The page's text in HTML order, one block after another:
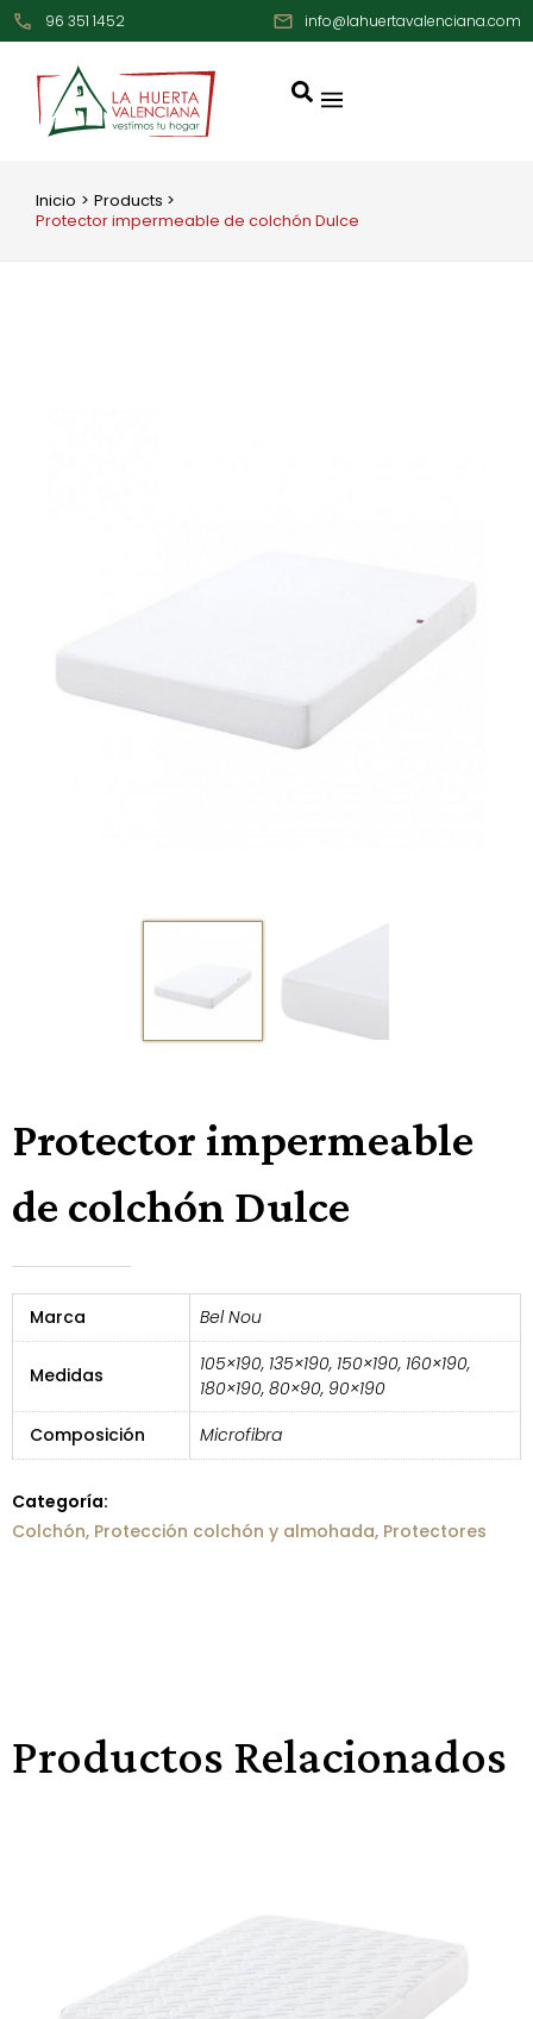
al
contenido
96 351 1452 info@lahuertavalenciana.com
Inicio
Products
Protector impermeable de colchón Dulce
Protector impermeable
de colchón Dulce
Marca Bel Nou
Medidas
105×190, 135×190, 150×190, 160×190,
180×190, 80×90, 90×190
Composición
Microfibra
Categoría:
Colchón, Protección colchón y almohada, Protectores
Productos Relacionados